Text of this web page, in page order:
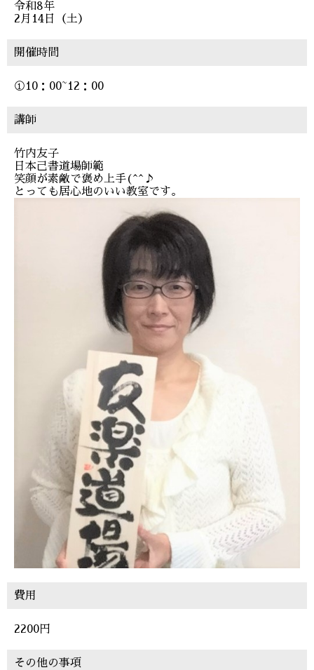
令和8年
2月14日（土）
開催時間
①10：00~12：00
講師
竹内友子
日本己書道場師範
笑顔が素敵で褒め上手(^^♪
とっても居心地のいい教室です。
費用
2200円
その他の事項